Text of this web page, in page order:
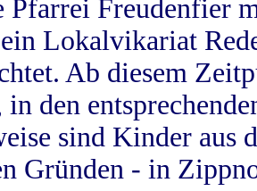
Pfarrei Freudenfier
Lokalvikariat
Ab diesem
in den
sind Kinder aus
Gründen - in